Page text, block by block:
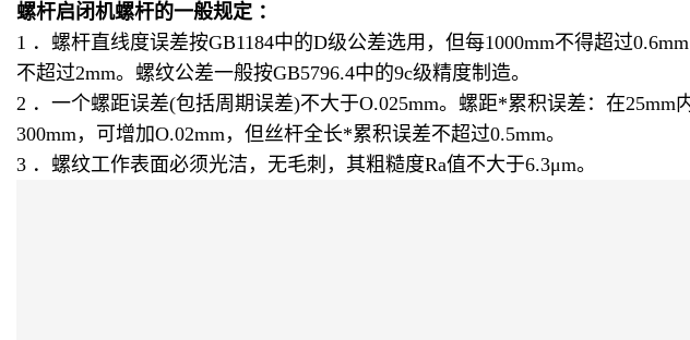
螺杆启闭机螺杆的一般规定 ：
1 ．螺杆直线度误差按GB1184中的D级公差选用，但每1000mm不得超过
不超过2mm。螺纹公差一般按GB5796.4中的9c级精度制造。
2 ．一个螺距误差(包括周期误差)不大于O.025mm。螺距*累积误差：在25mm
300mm，可增加O.02mm，但丝杆全长*累积误差不超过0.5mm。
3 ．螺纹工作表面必须光洁，无毛刺，其粗糙度Ra值不大于6.3μm。